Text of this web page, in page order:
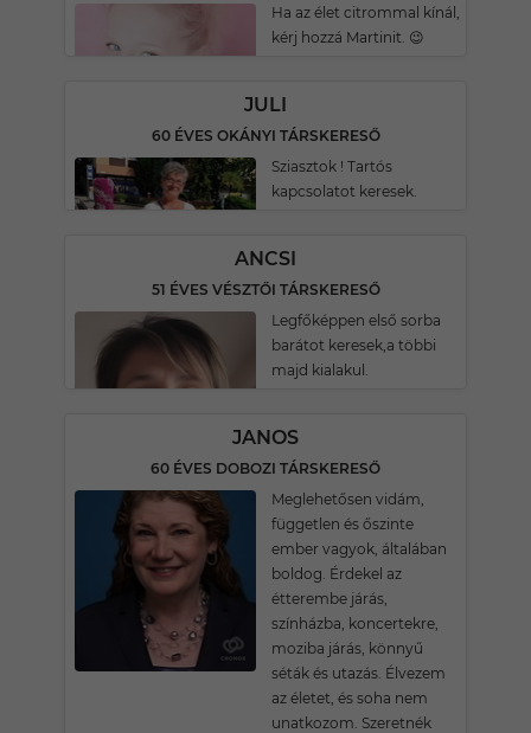
Ha az élet citrommal kínál,
kérj hozzá Martinit. 😉
JULI
60 ÉVES OKÁNYI TÁRSKERESŐ
Sziasztok ! Tartós
kapcsolatot keresek.
ANCSI
51 ÉVES VÉSZTŐI TÁRSKERESŐ
Legfőképpen első sorba
barátot keresek,a többi
majd kialakul.
JANOS
60 ÉVES DOBOZI TÁRSKERESŐ
Meglehetősen vidám,
független és őszinte
ember vagyok, általában
boldog. Érdekel az
étterembe járás,
színházba, koncertekre,
moziba járás, könnyű
séták és utazás. Élvezem
az életet, és soha nem
unatkozom. Szeretnék